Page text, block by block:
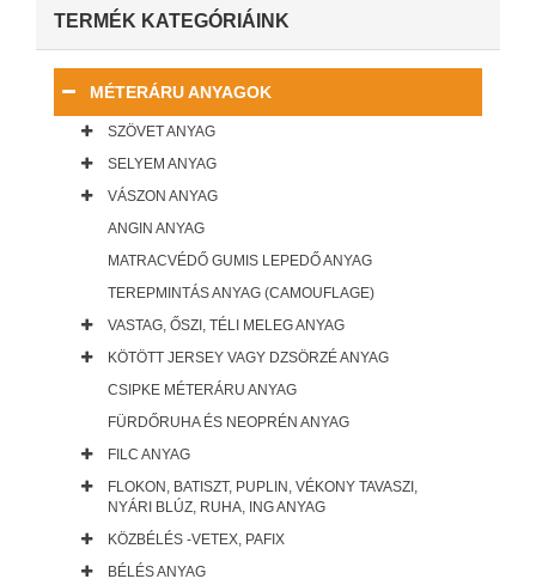
TERMÉK KATEGÓRIÁINK
MÉTERÁRU ANYAGOK
SZÖVET ANYAG
SELYEM ANYAG
VÁSZON ANYAG
ANGIN ANYAG
MATRACVÉDŐ GUMIS LEPEDŐ ANYAG
TEREPMINTÁS ANYAG (CAMOUFLAGE)
VASTAG, ŐSZI, TÉLI MELEG ANYAG
KÖTÖTT JERSEY VAGY DZSÖRZÉ ANYAG
CSIPKE MÉTERÁRU ANYAG
FÜRDŐRUHA ÉS NEOPRÉN ANYAG
FILC ANYAG
FLOKON, BATISZT, PUPLIN, VÉKONY TAVASZI,
NYÁRI BLÚZ, RUHA, ING ANYAG
KÖZBÉLÉS -VETEX, PAFIX
BÉLÉS ANYAG